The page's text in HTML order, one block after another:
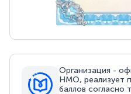
Организация -
НМО, реализует
баллов согласно